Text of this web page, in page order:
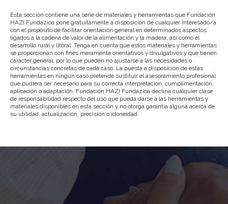
Esta sección contiene una serie de materiales y herramientas que Fundación
HAZI Fundazioa pone gratuitamente a disposición de cualquier interesado/a
con el propósito de facilitar orientación general en determinados aspectos
ligados a la cadena de valor de la alimentación y la madera, así como el
desarrollo rural y litoral. Tenga en cuenta que estos materiales y herramientas
se proporcionan con fines meramente orientativos y divulgativos y que tienen
carácter general, por lo que pueden no ajustarse a las necesidades o
circunstancias concretas de cada caso. La puesta a disposición de estas
herramientas en ningún caso pretende sustituir el asesoramiento profesional
que pudiera ser necesario para su correcta interpretación, cumplimentación,
aplicación o adaptación. Fundación HAZI Fundazioa declina cualquier clase
de responsabilidad respecto del uso que pueda darse a las herramientas y
materiales disponibles en esta sección y no otorga garantía alguna acerca de
su utilidad, actualización, precisión o idoneidad.